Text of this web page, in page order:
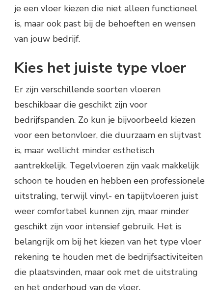
je een vloer kiezen die niet alleen functioneel
is, maar ook past bij de behoeften en wensen
van jouw bedrijf.
Kies het juiste type vloer
Er zijn verschillende soorten vloeren
beschikbaar die geschikt zijn voor
bedrijfspanden. Zo kun je bijvoorbeeld kiezen
voor een betonvloer, die duurzaam en slijtvast
is, maar wellicht minder esthetisch
aantrekkelijk. Tegelvloeren zijn vaak makkelijk
schoon te houden en hebben een professionele
uitstraling, terwijl vinyl- en tapijtvloeren juist
weer comfortabel kunnen zijn, maar minder
geschikt zijn voor intensief gebruik. Het is
belangrijk om bij het kiezen van het type vloer
rekening te houden met de bedrijfsactiviteiten
die plaatsvinden, maar ook met de uitstraling
en het onderhoud van de vloer.